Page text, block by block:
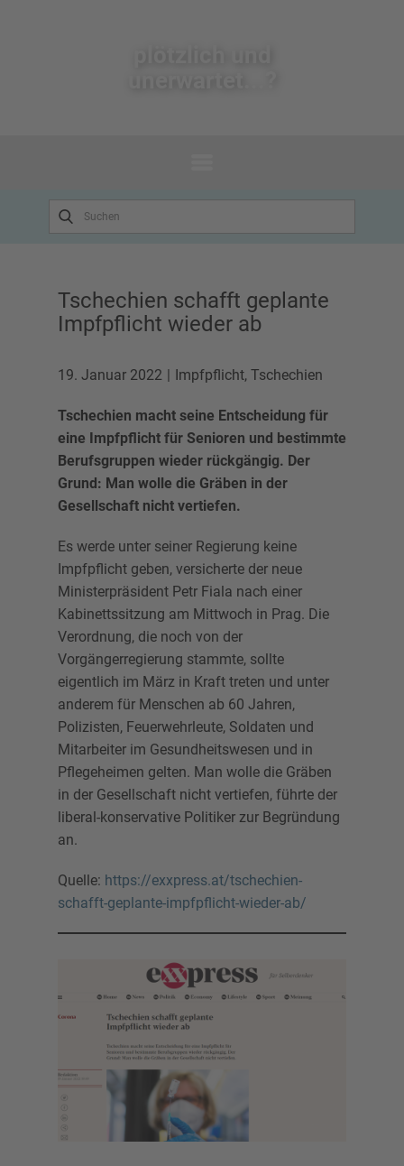
Tschechien schafft geplante
Impfpflicht wieder ab
19. Januar 2022 Impfpflicht, Tschechien
Tschechien macht seine Entscheidung für
eine Impfpflicht für Senioren und bestimmte
Berufsgruppen wieder rückgängig. Der
Grund: Man wolle die Gräben in der
Gesellschaft nicht vertiefen.
Es werde unter seiner Regierung keine
Impfpflicht geben, versicherte der neue
Ministerpräsident Petr Fiala nach einer
Kabinettssitzung am Mittwoch in Prag. Die
Verordnung, die noch von der
Vorgängerregierung stammte, sollte
eigentlich im März in Kraft treten und unter
anderem für Menschen ab 60 Jahren,
Polizisten, Feuerwehrleute, Soldaten und
Mitarbeiter im Gesundheitswesen und in
Pflegeheimen gelten. Man wolle die Gräben
in der Gesellschaft nicht vertiefen, führte der
liberal-konservative Politiker zur Begründung
an.
Quelle: https://exxpress.at/tschechien-
schafft-geplante-impfpflicht-wieder-ab/